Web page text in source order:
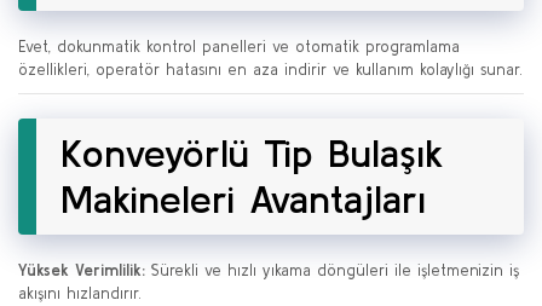
Evet, dokunmatik kontrol panelleri ve otomatik programlama
özellikleri, operatör hatasını en aza indirir ve kullanım kolaylığı sunar.
Konveyörlü Tip Bulaşık
Makineleri Avantajları
Yüksek Verimlilik: Sürekli ve hızlı yıkama döngüleri ile işletmenizin iş
akışını hızlandırır.